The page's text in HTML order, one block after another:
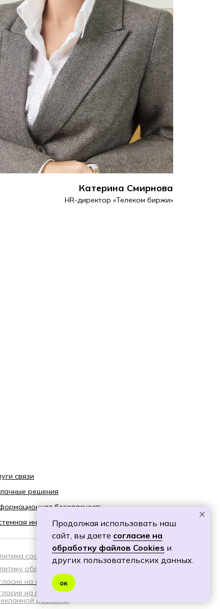
Катерина Смирнова
HR-директор «Телеком биржи»
связи
решения
безопасность
интеграция
cookies
обработки персональных данных
на обработку персональных данных
на получение специальных предложений
рассылки
Продолжая использовать наш
сайт, вы даете согласие на
обработку файлов Cookies и
других пользовательских данных.
ок